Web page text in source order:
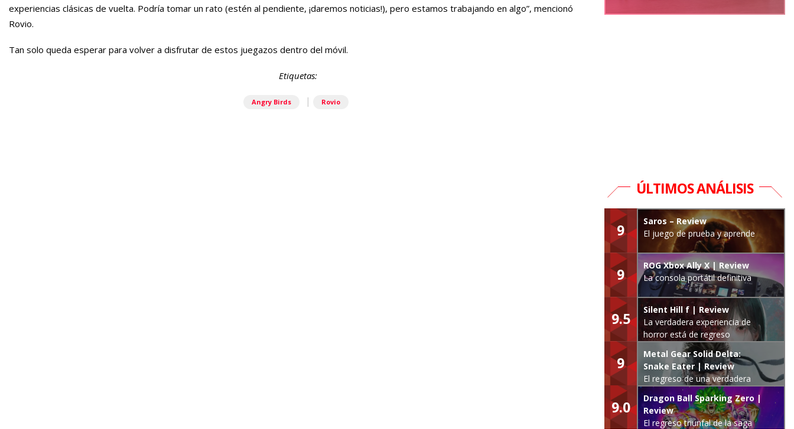
experiencias clásicas de vuelta. Podría tomar un rato (estén al pendiente, ¡daremos noticias!), pero estamos trabajando en algo”, mencionó
Rovio.
Tan solo queda esperar para volver a disfrutar de estos juegazos dentro del móvil.
Etiquetas:
Angry Birds | Rovio
ÚLTIMOS ANÁLISIS
9
Saros – Review
El juego de prueba y aprende
9
ROG Xbox Ally X | Review
La consola portátil definitiva
9.5
Silent Hill f | Review
La verdadera experiencia de
horror está de regreso
9
Metal Gear Solid Delta:
Snake Eater | Review
El regreso de una verdadera
leyenda
9.0
Dragon Ball Sparking Zero |
Review
El regreso triunfal de la saga